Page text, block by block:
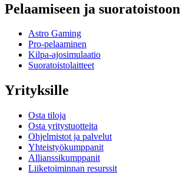
Pelaamiseen ja suoratoistoon
Astro Gaming
Pro-pelaaminen
Kilpa-ajosimulaatio
Suoratoistolaitteet
Yrityksille
Osta tiloja
Osta yritystuotteita
Ohjelmistot ja palvelut
Yhteistyökumppanit
Allianssikumppanit
Liiketoiminnan resurssit